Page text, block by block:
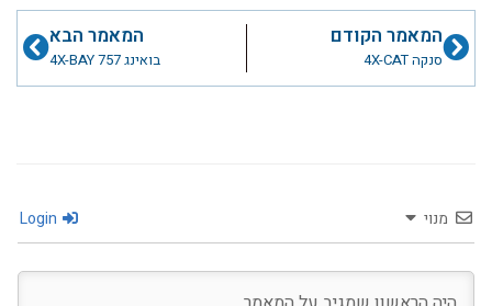
קודםהמאמר הקודם
סנקה 4X-CAT
המאמר הבא
בואינג 757 4X-BAY
הבא
מנוי